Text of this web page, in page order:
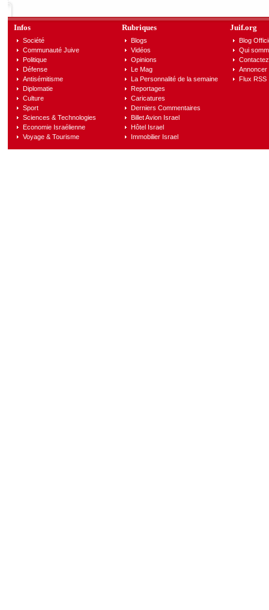
Infos
Société
Communauté Juive
Politique
Défense
Antisémitisme
Diplomatie
Culture
Sport
Sciences & Technologies
Economie Israélienne
Voyage & Tourisme
Rubriques
Blogs
Vidéos
Opinions
Le Mag
La Personnalité de la semaine
Reportages
Caricatures
Derniers Commentaires
Billet Avion Israel
Hôtel Israel
Immobilier Israel
Juif.org
Blog
Qui
Annoncer
Flux RSS